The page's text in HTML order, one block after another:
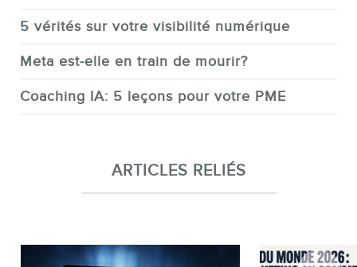
5 vérités sur votre visibilité numérique
Meta est-elle en train de mourir?
Coaching IA: 5 leçons pour votre PME
ARTICLES RELIÉS